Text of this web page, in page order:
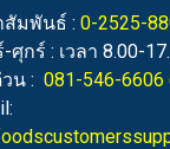
สัมพันธ์ : 0-2525-
ศุกร์ : เวลา 8.00-
น : 081-546-6606